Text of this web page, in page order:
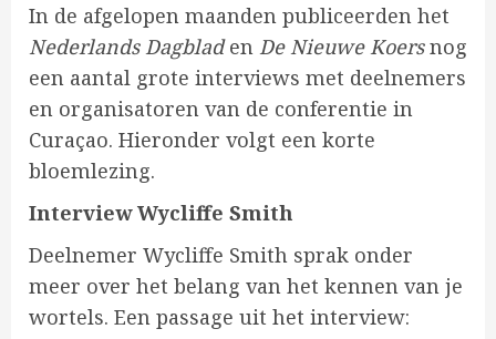
In de afgelopen maanden publiceerden het
Nederlands Dagbladen De Nieuwe Koersnog
een aantal grote interviews met deelnemers
en organisatoren van de conferentie in
Curaçao. Hieronder volgt een korte
bloemlezing.
Interview Wycliffe Smith
Deelnemer Wycliffe Smith sprak onder
meer over het belang van het kennen van je
wortels. Een passage uit het interview: